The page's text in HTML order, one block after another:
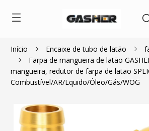
Início Encaixe de tubo de latão
Farpa de mangueira de latão
mangueira, redutor de farpa de latão
Combustível/AR/Lquido/Óleo/Gás/WOG
$1.08